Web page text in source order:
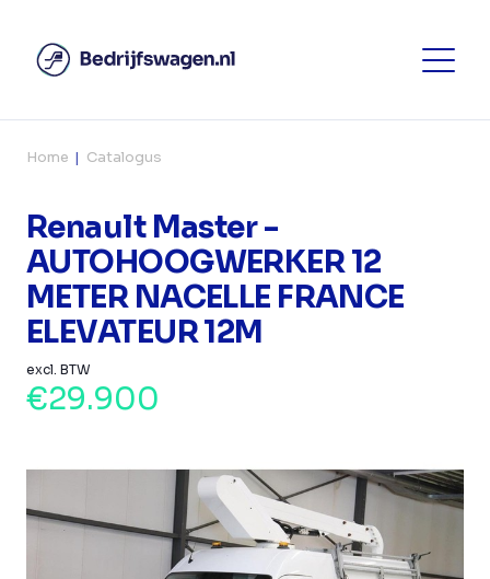
Home Catalogus
Renault Master -
AUTOHOOGWERKER 12
METER NACELLE FRANCE
ELEVATEUR 12M
excl. BTW
€29.900